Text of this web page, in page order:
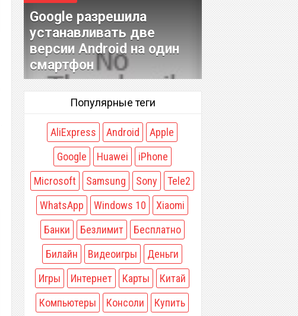
Google разрешила
устанавливать две
версии Android на один
смартфон
Популярные теги
AliExpress Android
Apple
Google
Huawei
iPhone
Microsoft
Samsung Sony
Tele2
WhatsApp
Windows 10
Xiaomi
Банки
Безлимит
Бесплатно
Билайн
Видеоигры
Деньги
Игры
Интернет Карты
Китай
Компьютеры
Консоли
Купить